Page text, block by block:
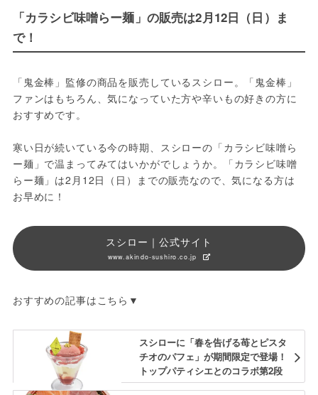
「カラシビ味噌らー麺」の販売は2月12日（日）ま
で！
「鬼金棒」監修の商品を販売しているスシロー。「鬼金棒」
ファンはもちろん、気になっていた方や辛いもの好きの方に
おすすめです。
寒い日が続いている今の時期、スシローの「カラシビ味噌ら
ー麺」で温まってみてはいかがでしょうか。「カラシビ味噌
らー麺」は2月12日（日）までの販売なので、気になる方は
お早めに！
スシロー｜公式サイト
www.akindo-sushiro.co.jp
おすすめの記事はこちら▼
スシローに「春を告げる苺とピスタ
チオのパフェ」が期間限定で登場！
トップパティシエとのコラボ第2段